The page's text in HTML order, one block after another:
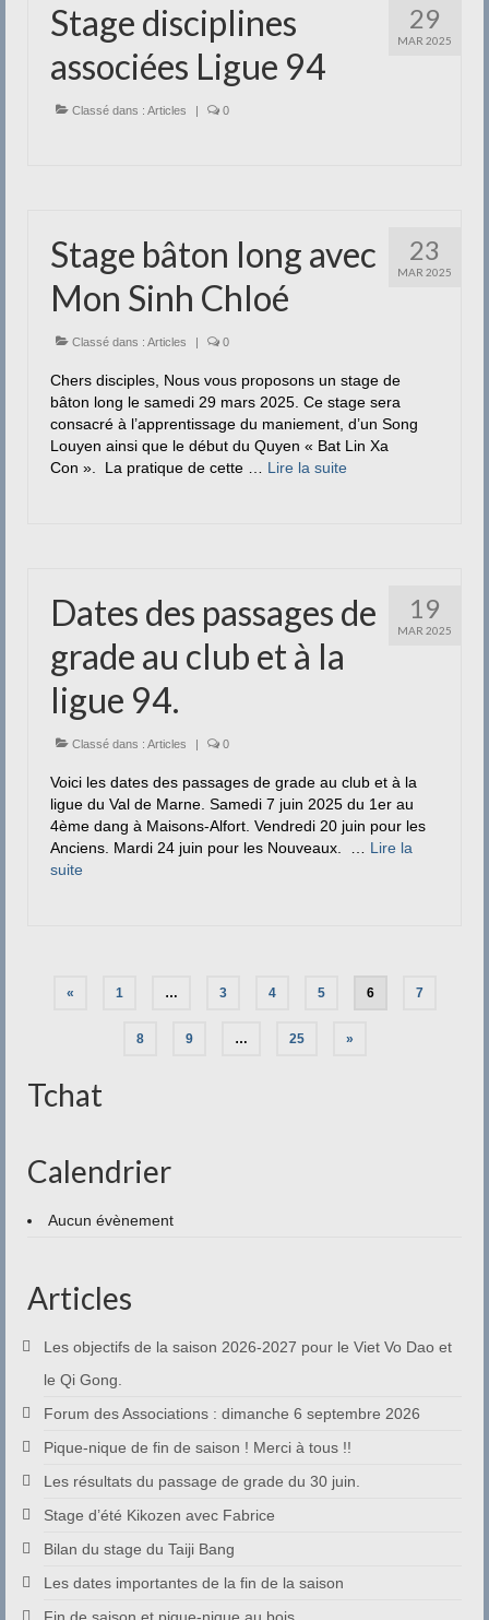
29
MAR 2025
Stage disciplines
associées Ligue 94
Classé dans : Articles | 0
23
MAR 2025
Stage bâton long avec
Mon Sinh Chloé
Classé dans : Articles | 0
Chers disciples, Nous vous proposons un stage de
bâton long le samedi 29 mars 2025. Ce stage sera
consacré à l’apprentissage du maniement, d’un Song
Louyen ainsi que le début du Quyen « Bat Lin Xa
Con ». La pratique de cette … Lire la suite­­
19
MAR 2025
Dates des passages de
grade au club et à la
ligue 94.
Classé dans : Articles | 0
Voici les dates des passages de grade au club et à la
ligue du Val de Marne. Samedi 7 juin 2025 du 1er au
4ème dang à Maisons-Alfort. Vendredi 20 juin pour les
Anciens. Mardi 24 juin pour les Nouveaux. … Lire la
suite­­
Pagination
publications
« 1 … 3 4 5 6 7
8 9 … 25 »
Tchat
Calendrier
Aucun évènement
Articles
Les objectifs de la saison 2026-2027 pour le Viet Vo Dao et
le Qi Gong.
Forum des Associations : dimanche 6 septembre 2026
Pique-nique de fin de saison ! Merci à tous !!
Les résultats du passage de grade du 30 juin.
Stage d’été Kikozen avec Fabrice
Bilan du stage du Taiji Bang
Les dates importantes de la fin de la saison